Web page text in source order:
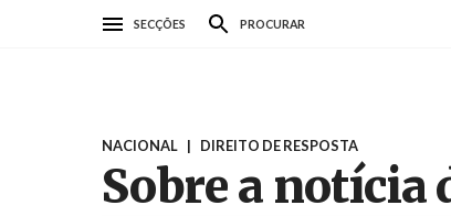
SECÇÕES PROCURAR
NACIONAL | DIREITO DE RESPOSTA
Sobre a notícia